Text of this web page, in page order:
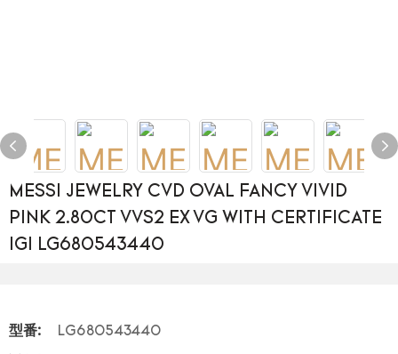
MESSI JEWELRY CVD OVAL FANCY VIVID
PINK 2.80CT VVS2 EX VG WITH CERTIFICATE
IGI LG680543440
型番: LG680543440